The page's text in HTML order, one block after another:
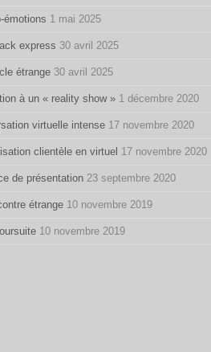
émotions 1 mai 2025
express 30 avril 2025
étrange 30 avril 2025
à un « reality show » 1 décembre 2020
virtuelle intense 17 novembre 2020
clientèle en virtuel 17 novembre 2020
de présentation 23 septembre 2020
étrange 10 novembre 2019
10 novembre 2019